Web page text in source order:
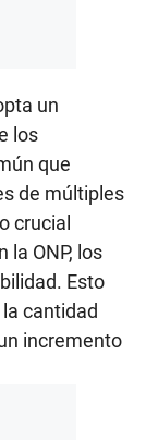
un
los
que
de múltiples
crucial
la ONP, los
Esto
cantidad
incremento